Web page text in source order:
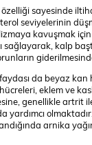
sayesinde
seviyelerinin
kavuşmak
sağlayarak, kalp
da beyaz
eklem ve
genellikle artrit
yardımcı
arnika